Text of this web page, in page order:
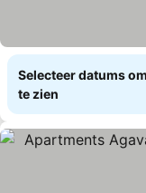
Selecteer datums
te zien